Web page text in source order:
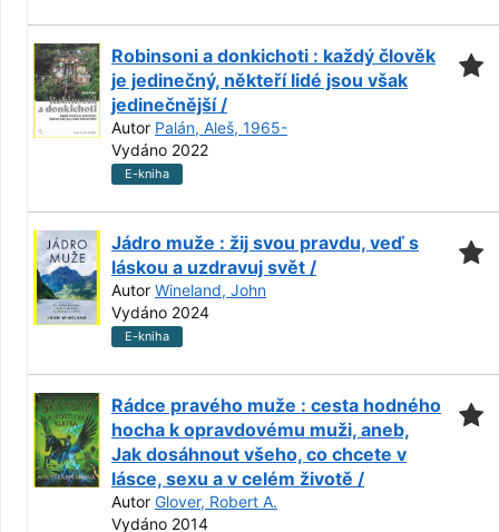
Robinsoni a donkichoti : každý člověk
je jedinečný, někteří lidé jsou však
jedinečnější /
Autor Palán, Aleš, 1965-
Vydáno 2022
E-kniha
Jádro muže : žij svou pravdu, veď s
láskou a uzdravuj svět /
Autor Wineland, John
Vydáno 2024
E-kniha
Rádce pravého muže : cesta hodného
hocha k opravdovému muži, aneb,
Jak dosáhnout všeho, co chcete v
lásce, sexu a v celém životě /
Autor Glover, Robert A.
Vydáno 2014